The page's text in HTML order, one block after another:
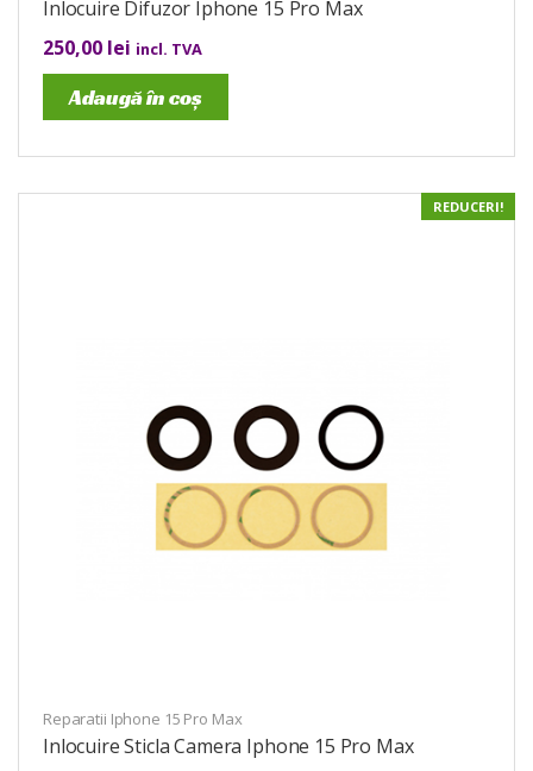
Inlocuire Difuzor Iphone 15 Pro Max
250,00 lei incl. TVA
Adaugă în coș
REDUCERI!
Reparatii Iphone 15 Pro Max
Inlocuire Sticla Camera Iphone 15 Pro Max